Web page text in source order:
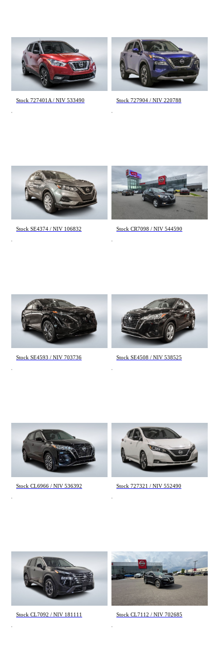
Réinitialiser
(1332) Appliquer
Nissan Kicks
SV 2019
64 823 km
14 998 $
Stock 727401A / NIV 533490
Nissan Rogue
SV Moonroof 2023
87 552 km
21 992 $
Stock 727904 / NIV 220788
Nissan Qashqai
SV 2023
47 625 km
21 495 $
Stock SE4374 / NIV 106832
Nissan Kicks
S 2020
Stock CR7098 / NIV 544590
Nissan Ariya
PLATINUM+ 2023
36 714 km
41 495 $
Stock SE4593 / NIV 703736
Nissan Kicks
S 2024
35 033 km
20 195 $
Stock SE4508 / NIV 538525
Nissan Kicks
SV 2024
39 113 km
21 572 $
Stock CL6966 / NIV 536392
Nissan Leaf
SV 2022
86 268 km
15 992 $
Stock 727321 / NIV 552490
Nissan Rogue
SV Moonroof 2024
61 521 km
25 995 $
Stock CL7092 / NIV 181111
Nissan Rogue
SV 2021
106 681 km
18 998 $
Stock CL7112 / NIV 702685